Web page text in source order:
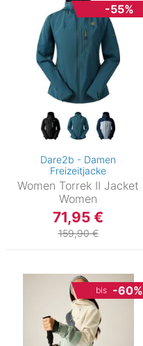
-55%
Dare2b - Damen
Freizeitjacke
Women Torrek II Jacket
Women
71,95 €
159,90 €
bis -60%